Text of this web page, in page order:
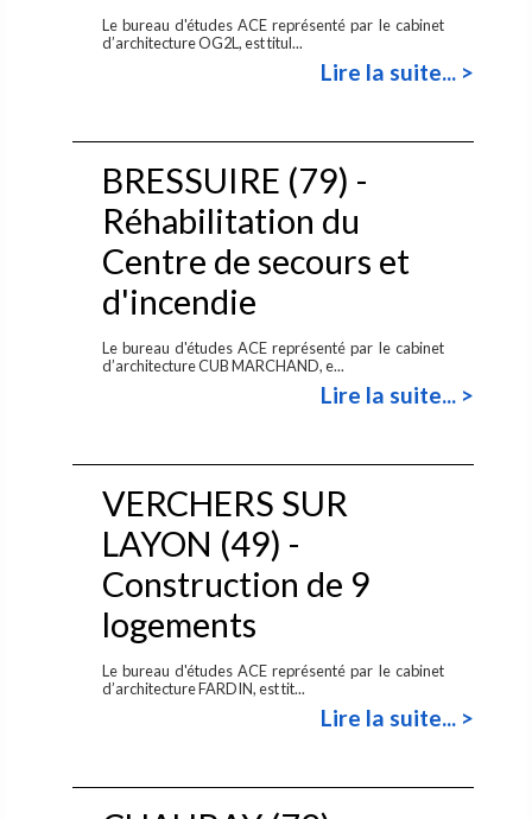
Le bureau d'études ACE représenté par le cabinet
d’architecture OG2L, est titul...
Lire la suite... >
BRESSUIRE (79) -
Réhabilitation du
Centre de secours et
d'incendie
Le bureau d'études ACE représenté par le cabinet
d’architecture CUB MARCHAND, e...
Lire la suite... >
VERCHERS SUR
LAYON (49) -
Construction de 9
logements
Le bureau d'études ACE représenté par le cabinet
d’architecture FARDIN, est tit...
Lire la suite... >